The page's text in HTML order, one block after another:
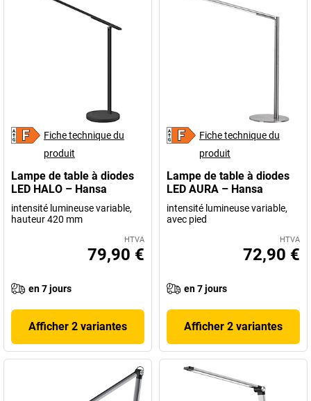
Fiche technique du
produit
Lampe de table à diodes
LED HALO – Hansa
intensité lumineuse variable,
hauteur 420 mm
HTVA
79,90 €
en 7 jours
Afficher 2 variantes
Fiche technique du
produit
Lampe de table à diodes
LED AURA – Hansa
intensité lumineuse variable,
avec pied
HTVA
72,90 €
en 7 jours
Afficher 2 variantes